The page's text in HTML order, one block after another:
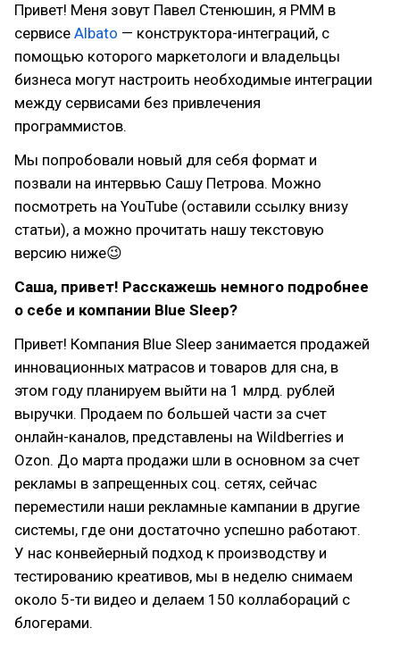
Привет! Меня зовут Павел Стенюшин, я PMM в
сервисе Albato — конструктора-интеграций, с
помощью которого маркетологи и владельцы
бизнеса могут настроить необходимые интеграции
между сервисами без привлечения
программистов.
Мы попробовали новый для себя формат и
позвали на интервью Сашу Петрова. Можно
посмотреть на YouTube (оставили ссылку внизу
статьи), а можно прочитать нашу текстовую
версию ниже😉
Саша, привет! Расскажешь немного подробнее
о себе и компании Blue Sleep?
Привет! Компания Blue Sleep занимается продажей
инновационных матрасов и товаров для сна, в
этом году планируем выйти на 1 млрд. рублей
выручки. Продаем по большей части за счет
онлайн-каналов, представлены на Wildberries и
Ozon. До марта продажи шли в основном за счет
рекламы в запрещенных соц. сетях, сейчас
переместили наши рекламные кампании в другие
системы, где они достаточно успешно работают.
У нас конвейерный подход к производству и
тестированию креативов, мы в неделю снимаем
около 5-ти видео и делаем 150 коллабораций с
блогерами.